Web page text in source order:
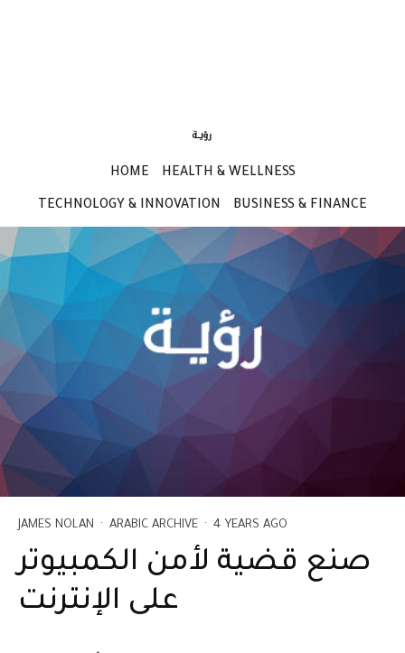
HOME HEALTH & WELLNESS
TECHNOLOGY & INNOVATION BUSINESS & FINANCE
JAMES NOLAN · ARABIC ARCHIVE · 4 YEARS AGO
صنع قضية لأمن الكمبيوتر
على الإنترنت